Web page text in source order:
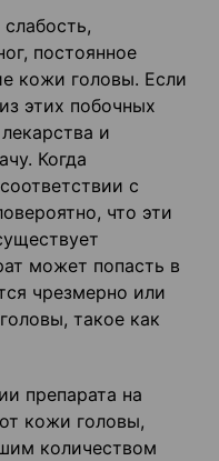
постоянное
кожи головы. Если
этих побочных
и
Когда
с
что эти
может попасть в
чрезмерно или
такое как
препарата на
кожи головы,
количеством